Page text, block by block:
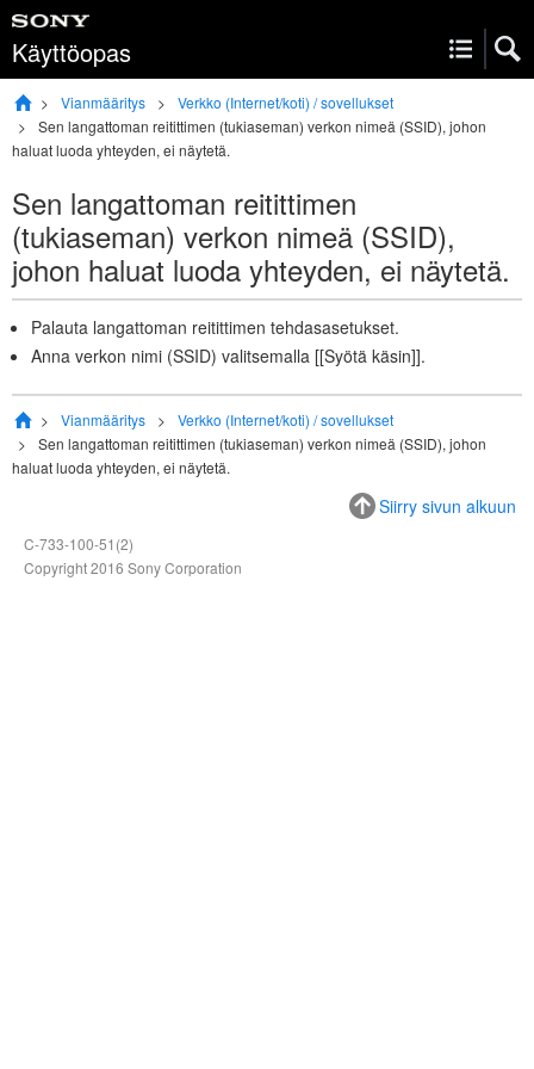
Käyttöopas
Vianmääritys
Verkko (Internet/koti) / sovellukset
Sen langattoman reitittimen (tukiaseman) verkon nimeä (SSID), johon
haluat luoda yhteyden, ei näytetä.
Sen langattoman reitittimen
(tukiaseman) verkon nimeä (SSID),
johon haluat luoda yhteyden, ei näytetä.
Palauta langattoman reitittimen tehdasasetukset.
Anna verkon nimi (SSID) valitsemalla [[Syötä käsin]].
Vianmääritys
Verkko (Internet/koti) / sovellukset
Sen langattoman reitittimen (tukiaseman) verkon nimeä (SSID), johon
haluat luoda yhteyden, ei näytetä.
Siirry sivun alkuun
C-733-100-51(2)
Copyright 2016 Sony Corporation